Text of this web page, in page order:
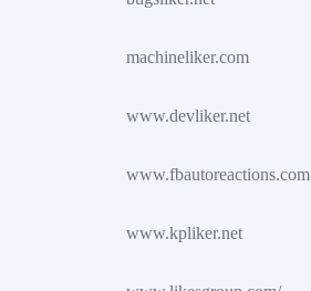
machineliker.com
www.devliker.net
www.fbautoreactions.com
www.kpliker.net